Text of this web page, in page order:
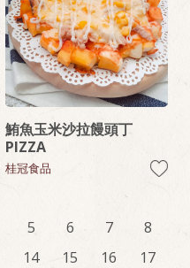
鮪魚玉米沙拉饅頭丁
PIZZA
桂冠食品
5 6 7
8
14 15 16
17